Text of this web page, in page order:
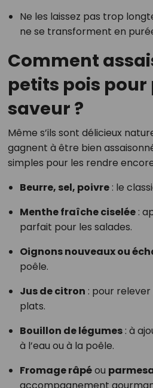
Ne les laissez pas trop
ne se transforment en
Comment
petits pois pour
saveur ?
Même s’ils sont délicieux
gagnent à être bien
simples pour les rendre
Beurre, sel, poivre: le
Menthe fraîche ciselée:
parfait pour les salades.
Oignons nouveaux ou
poêle.
Jus de citron : pour
plats.
Bouillon de légumes: à
à l’eau ou à la poêle.
Fromage râpéou